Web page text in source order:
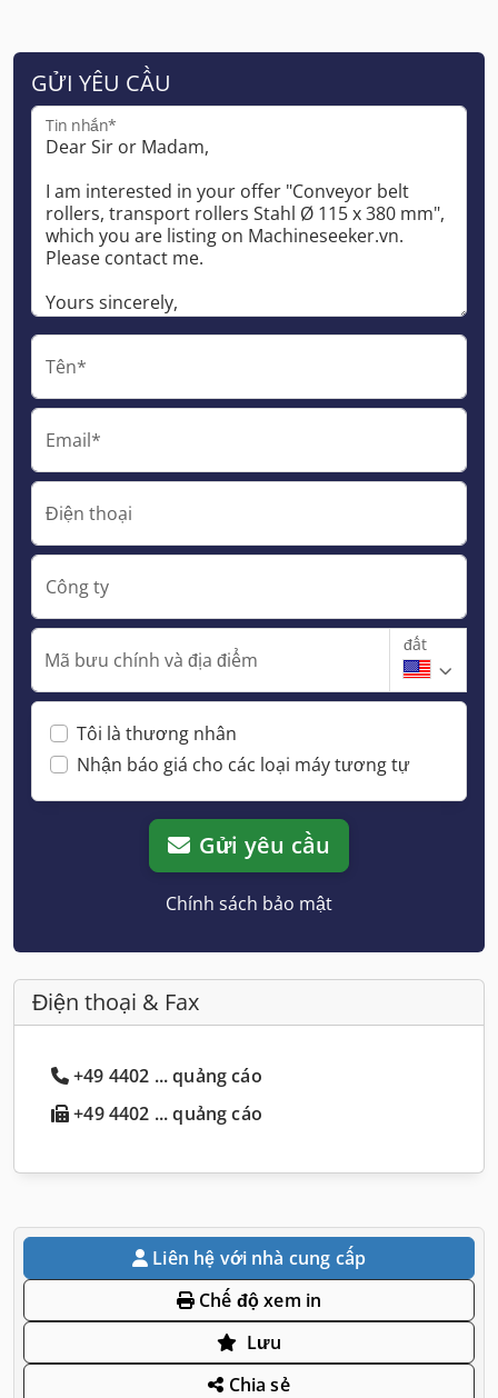
GỬI YÊU CẦU
Tin nhắn*
Tên*
Email*
Điện thoại
Công ty
Mã bưu chính và địa điểm
đất
Tôi là thương nhân
Nhận báo giá cho các loại máy tương tự
Gửi yêu cầu
Chính sách bảo mật
Điện thoại & Fax
+49 4402 ... quảng cáo
+49 4402 ... quảng cáo
Liên hệ với nhà cung cấp
Chế độ xem in
Lưu
Chia sẻ